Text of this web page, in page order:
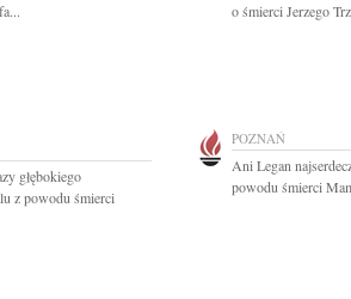
o śmierci Jerzego
głębokiego
z powodu śmierci
POZNAŃ
Ani Legan
powodu śmierci